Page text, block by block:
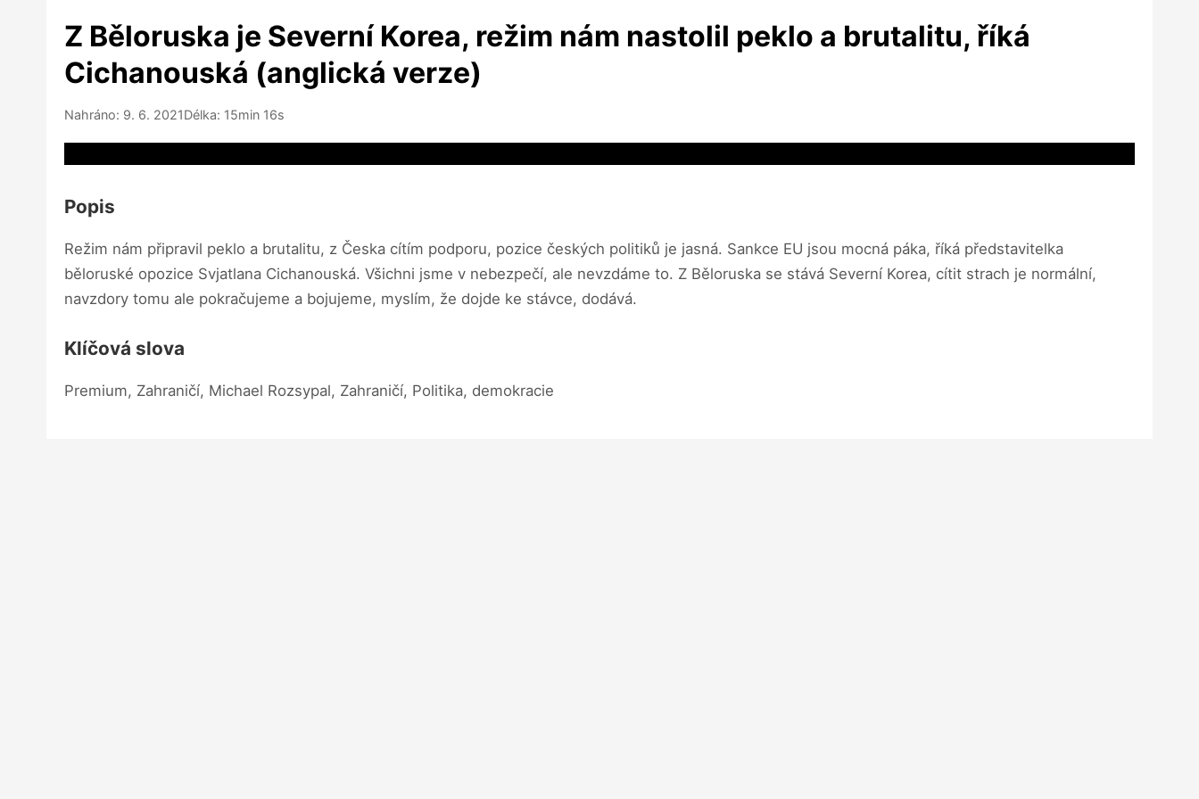
Z Běloruska je Severní Korea, režim nám nastolil peklo a brutalitu, říká
Cichanouská (anglická verze)
Nahráno: 9. 6. 2021Délka: 15min 16s
Popis
Režim nám připravil peklo a brutalitu, z Česka cítím podporu, pozice českých politiků je jasná. Sankce EU jsou mocná páka, říká představitelka
běloruské opozice Svjatlana Cichanouská. Všichni jsme v nebezpečí, ale nevzdáme to. Z Běloruska se stává Severní Korea, cítit strach je normální,
navzdory tomu ale pokračujeme a bojujeme, myslím, že dojde ke stávce, dodává.
Klíčová slova
Premium, Zahraničí, Michael Rozsypal, Zahraničí, Politika, demokracie